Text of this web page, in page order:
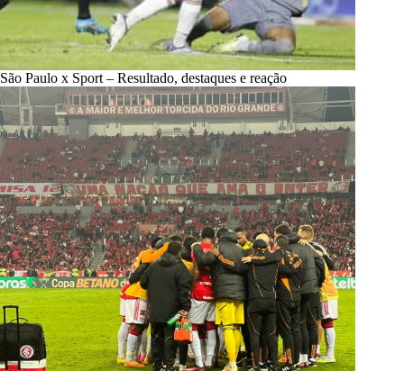
São Paulo x Sport – Resultado, destaques e reação